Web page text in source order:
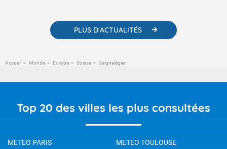
PLUS D'ACTUALITÉS
Accueil Monde Europe Suisse Saignelégier
Top 20 des villes les plus consultées
METEO PARIS
METEO TOULOUSE